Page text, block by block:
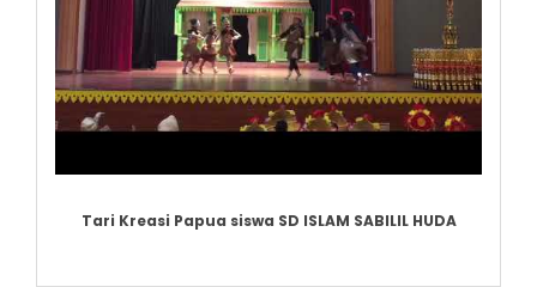
Tari Kreasi Papua siswa SD ISLAM SABILIL HUDA